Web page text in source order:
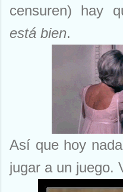
censuren) hay
está bien.
Así que hoy
jugar a un juego.